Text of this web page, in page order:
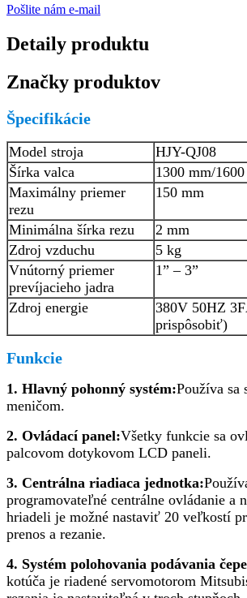
Pošlite nám e-mail
Detaily produktu
Značky produktov
Špecifikácie
Model stroja
HJY-QJ08
Šírka valca
1300 mm/
Maximálny priemer
rezu
150 mm
Minimálna šírka rezu
2 mm
Zdroj vzduchu
5 kg
Vnútorný priemer
prevíjacieho jadra
1” – 3”
Zdroj energie
380V 50HZ
prispôsobiť)
Funkcie
1. Hlavný pohonný systém:Používa sa
meničom.
2. Ovládací panel:Všetky funkcie sa
palcovom dotykovom LCD paneli.
3. Centrálna riadiaca jednotka:
programovateľné centrálne ovládanie a
hriadeli je možné nastaviť 20 veľkostí
prenos a rezanie.
4. Systém polohovania podávania
kotúča je riadené servomotorom